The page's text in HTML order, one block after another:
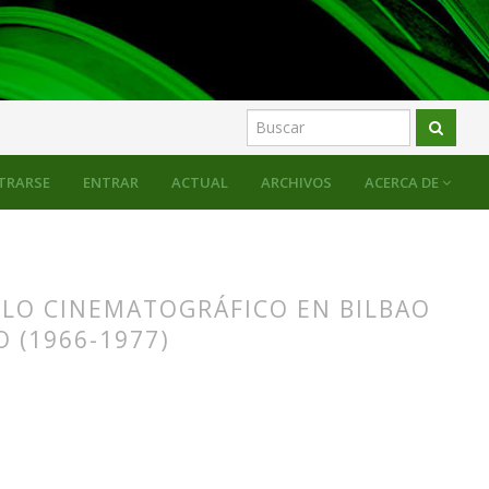
ACTUAL ARCHIVOS ACERCA DE
ENTRAR
DIKTATURA ALDIAN (1937-1977)
CINEMATOGRÁFICO EN BILBAO
(1966-1977)